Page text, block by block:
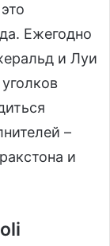
Ежегодно
и Луи
–
и